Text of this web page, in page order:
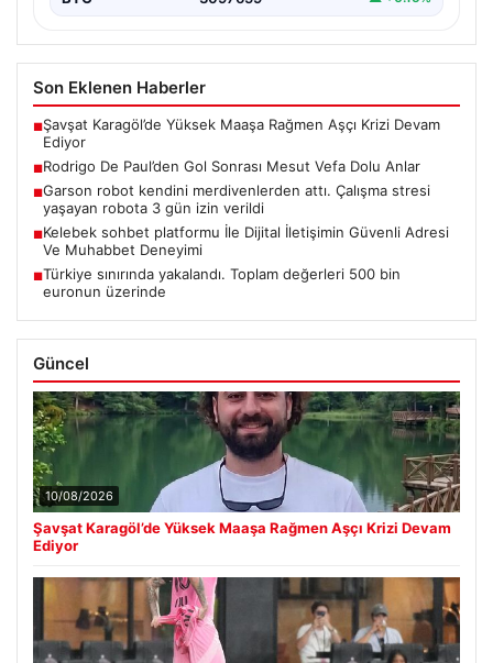
Son Eklenen Haberler
■Şavşat Karagöl’de Yüksek Maaşa Rağmen Aşçı Krizi Devam
Ediyor
■Rodrigo De Paul’den Gol Sonrası Mesut Vefa Dolu Anlar
■Garson robot kendini merdivenlerden attı. Çalışma stresi
yaşayan robota 3 gün izin verildi
■Kelebek sohbet platformu İle Dijital İletişimin Güvenli Adresi
Ve Muhabbet Deneyimi
■Türkiye sınırında yakalandı. Toplam değerleri 500 bin
euronun üzerinde
Güncel
10/08/2026
Şavşat Karagöl’de Yüksek Maaşa Rağmen Aşçı Krizi Devam
Ediyor